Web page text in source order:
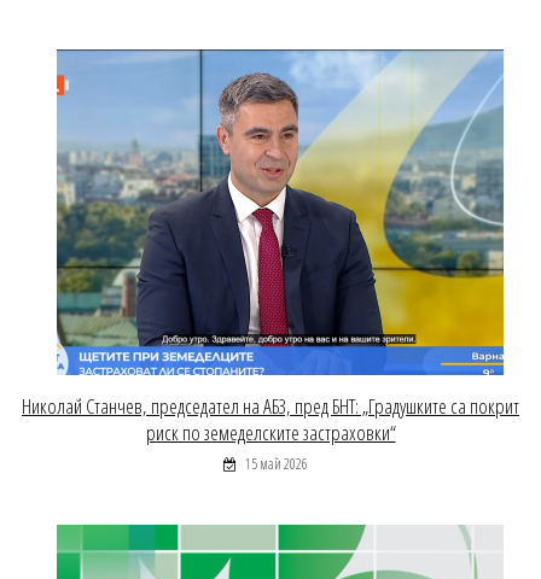
Николай Станчев, председател на АБЗ, пред БНТ: „Градушките са покрит
риск по земеделските застраховки“
15 май 2026